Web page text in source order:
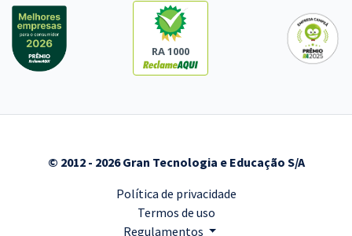
RA 1000
© 2012 - 2026 Gran Tecnologia e Educação S/A
Política de privacidade
Termos de uso
Regulamentos